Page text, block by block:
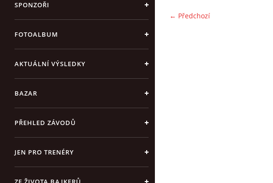
SPONZOŘI
FOTOALBUM
AKTUÁLNÍ VÝSLEDKY
BAZAR
PŘEHLED ZÁVODŮ
JEN PRO TRENÉRY
← Předchozí